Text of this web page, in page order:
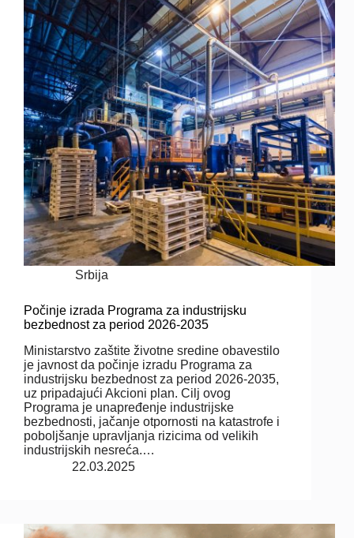
Srbija
Počinje izrada Programa za industrijsku
bezbednost za period 2026-2035
Ministarstvo zaštite životne sredine obavestilo
je javnost da počinje izradu Programa za
industrijsku bezbednost za period 2026-2035,
uz pripadajući Akcioni plan. Cilj ovog
Programa je unapređenje industrijske
bezbednosti, jačanje otpornosti na katastrofe i
poboljšanje upravljanja rizicima od velikih
industrijskih nesreća.…
22.03.2025